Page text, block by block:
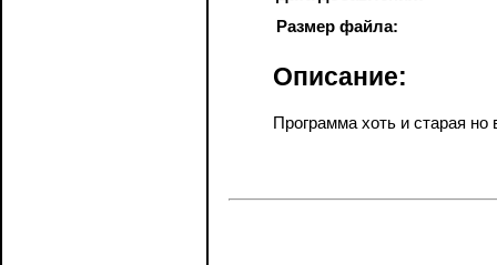
Размер файла:
Описание:
Программа хоть и старая но